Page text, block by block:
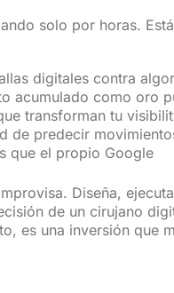
solo por horas.
digitales contra
acumulado como oro
transforman tu
de predecir
que el propio Google
Diseña,
de un cirujano
es una inversión que